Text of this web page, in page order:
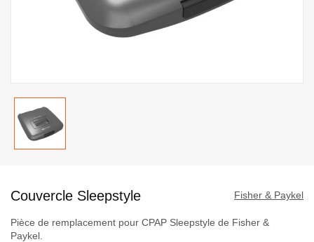
début
la
Fisher & Paykel
Couvercle Sleepstyle
Pièce de remplacement pour CPAP Sleepstyle de Fisher &
Paykel.